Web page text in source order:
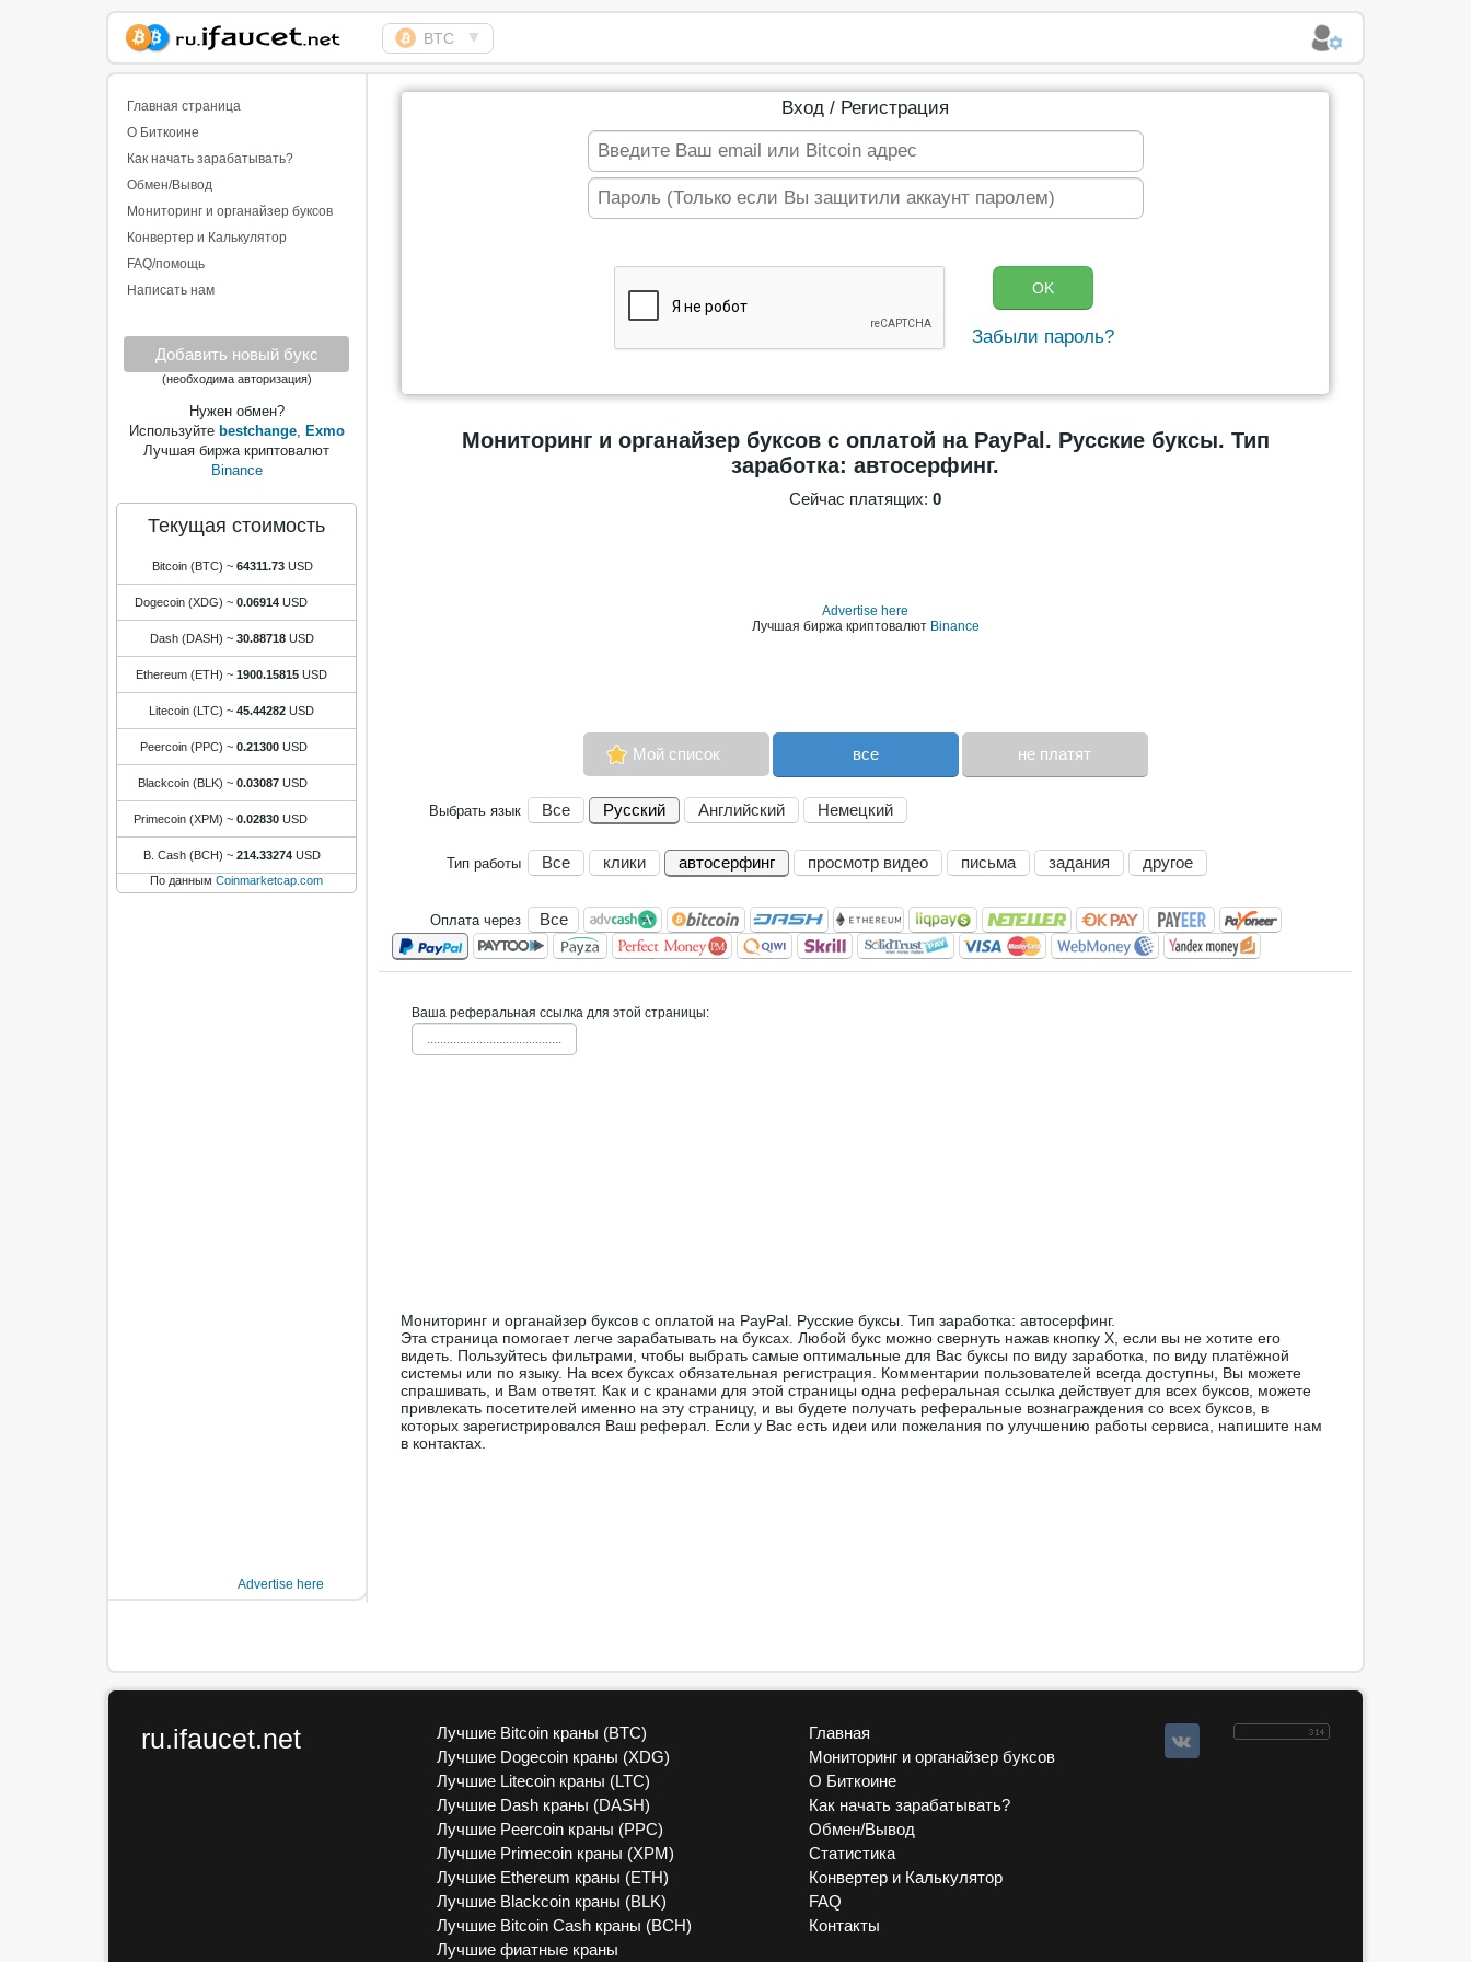
Сборщик Биткоина
самая большая
коллекция
BTC ▼
Главная страница
О Биткоине
Как начать зарабатывать?
Обмен/Вывод
Мониторинг и органайзер буксов
Конвертер и Калькулятор
FAQ/помощь
Написать нам
Добавить новый букс
(необходима авторизация)
Нужен обмен?
Используйте bestchange, Exmo
Лучшая биржа криптовалют
Binance
Текущая стоимость
Bitcoin (BTC) ~ 64311.73 USD
Dogecoin (XDG) ~ 0.06914 USD
Dash (DASH) ~ 30.88718 USD
Ethereum (ETH) ~ 1900.15815 USD
Litecoin (LTC) ~ 45.44282 USD
Peercoin (PPC) ~ 0.21300 USD
Blackcoin (BLK) ~ 0.03087 USD
Primecoin (XPM) ~ 0.02830 USD
B. Cash (BCH) ~ 214.33274 USD
По данным Coinmarketcap.com
Advertise here
Вход / Регистрация
Забыли пароль?
Мониторинг и органайзер буксов с оплатой на PayPal. Русские буксы. Тип
заработка: автосерфинг.
Сейчас платящих: 0
Advertise here
Лучшая биржа криптовалют Binance
Мой список все не платят
Выбрать язык Все Русский Английский Немецкий
Тип работы Все клики автосерфинг просмотр видео письма задания другое
Оплата через Все
Ваша реферальная ссылка для этой страницы:
.........................................
Мониторинг и органайзер буксов с оплатой на PayPal. Русские буксы. Тип заработка: автосерфинг.
Эта страница помогает легче зарабатывать на буксах. Любой букс можно свернуть нажав кнопку Х, если вы не хотите его
видеть. Пользуйтесь фильтрами, чтобы выбрать самые оптимальные для Вас буксы по виду заработка, по виду платёжной
системы или по языку. На всех буксах обязательная регистрация. Комментарии пользователей всегда доступны, Вы можете
спрашивать, и Вам ответят. Как и с кранами для этой страницы одна реферальная ссылка действует для всех буксов, можете
привлекать посетителей именно на эту страницу, и вы будете получать реферальные вознаграждения со всех буксов, в
которых зарегистрировался Ваш реферал. Если у Вас есть идеи или пожелания по улучшению работы сервиса, напишите нам
в контактах.
ru.ifaucet.net
Лучшие Bitcoin краны (BTC)
Лучшие Dogecoin краны (XDG)
Лучшие Litecoin краны (LTC)
Лучшие Dash краны (DASH)
Лучшие Peercoin краны (PPC)
Лучшие Primecoin краны (XPM)
Лучшие Ethereum краны (ETH)
Лучшие Blackcoin краны (BLK)
Лучшие Bitcoin Cash краны (BCH)
Лучшие фиатные краны
Главная
Мониторинг и органайзер буксов
О Биткоине
Как начать зарабатывать?
Обмен/Вывод
Статистика
Конвертер и Калькулятор
FAQ
Контакты